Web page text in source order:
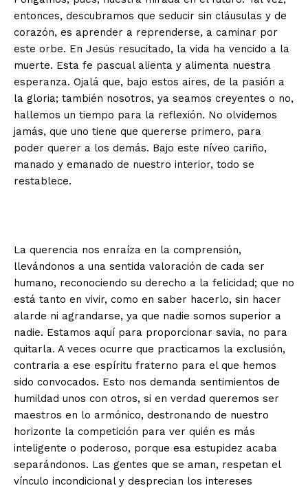
entonces, descubramos que seducir sin cláusulas y de
corazón, es aprender a reprenderse, a caminar por
este orbe. En Jesús resucitado, la vida ha vencido a la
muerte. Esta fe pascual alienta y alimenta nuestra
esperanza. Ojalá que, bajo estos aires, de la pasión a
la gloria; también nosotros, ya seamos creyentes o no,
hallemos un tiempo para la reflexión. No olvidemos
jamás, que uno tiene que quererse primero, para
poder querer a los demás. Bajo este níveo cariño,
manado y emanado de nuestro interior, todo se
restablece.
La querencia nos enraíza en la comprensión,
llevándonos a una sentida valoración de cada ser
humano, reconociendo su derecho a la felicidad; que no
está tanto en vivir, como en saber hacerlo, sin hacer
alarde ni agrandarse, ya que nadie somos superior a
nadie. Estamos aquí para proporcionar savia, no para
quitarla. A veces ocurre que practicamos la exclusión,
contraria a ese espíritu fraterno para el que hemos
sido convocados. Esto nos demanda sentimientos de
humildad unos con otros, si en verdad queremos ser
maestros en lo armónico, destronando de nuestro
horizonte la competición para ver quién es más
inteligente o poderoso, porque esa estupidez acaba
separándonos. Las gentes que se aman, respetan el
vínculo incondicional y desprecian los intereses